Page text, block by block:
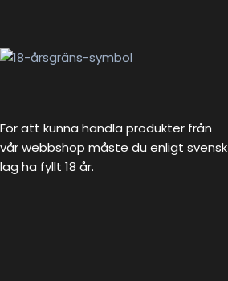
För att kunna handla produkter från
vår webbshop måste du enligt svensk
lag ha fyllt 18 år.